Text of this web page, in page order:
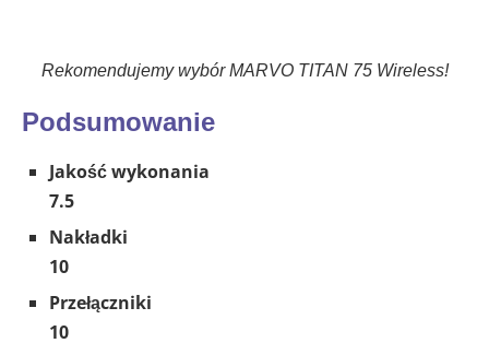
Rekomendujemy wybór MARVO TITAN 75 Wireless!
Podsumowanie
Jakość wykonania
7.5
Nakładki
10
Przełączniki
10